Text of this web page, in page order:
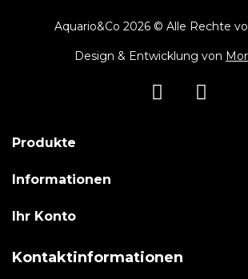
Aquario&Co 2026 © Alle Rechte
Design & Entwicklung von
Produkte
Informationen
Ihr Konto
Kontaktinformationen